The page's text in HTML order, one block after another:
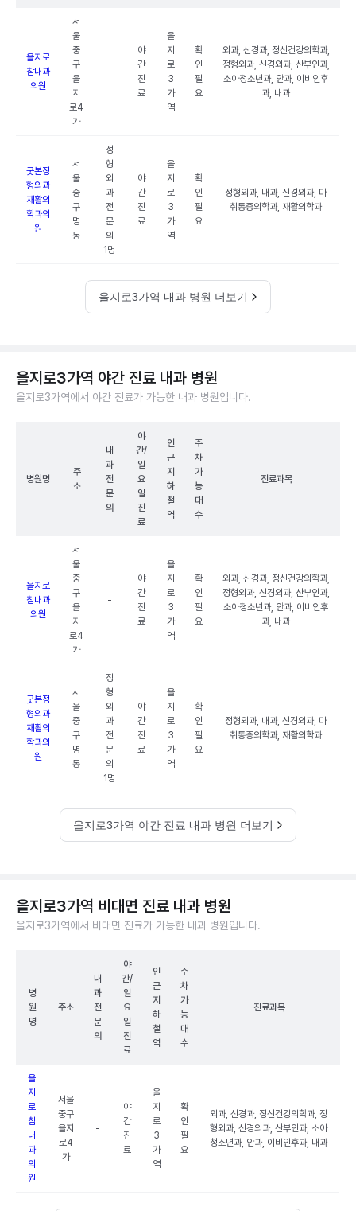
을지로
참내과
의원
서
울
중
구
을
지
로4
가
-
야
간
진
료
을
지
로
3
가
역
확
인
필
요
외과, 신경과, 정신건강의학과,
정형외과, 신경외과, 산부인과,
소아청소년과, 안과, 이비인후
과, 내과
굿본정
형외과
재활의
학과의
원
서
울
중
구
명
동
정
형
외
과
전
문
의
1명
야
간
진
료
을
지
로
3
가
역
확
인
필
요
정형외과, 내과, 신경외과, 마
취통증의학과, 재활의학과
을지로3가역 내과 병원 더보기
을지로3가역 야간 진료 내과 병원
을지로3가역에서 야간 진료가 가능한 내과 병원입니다.
병원명
주
소
내
과
전
문
의
야
간/
일
요
일
진
료
인
근
지
하
철
역
주
차
가
능
대
수
진료과목
을지로
참내과
의원
서
울
중
구
을
지
로4
가
-
야
간
진
료
을
지
로
3
가
역
확
인
필
요
외과, 신경과, 정신건강의학과,
정형외과, 신경외과, 산부인과,
소아청소년과, 안과, 이비인후
과, 내과
굿본정
형외과
재활의
학과의
원
서
울
중
구
명
동
정
형
외
과
전
문
의
1명
야
간
진
료
을
지
로
3
가
역
확
인
필
요
정형외과, 내과, 신경외과, 마
취통증의학과, 재활의학과
을지로3가역 야간 진료 내과 병원 더보기
을지로3가역 비대면 진료 내과 병원
을지로3가역에서 비대면 진료가 가능한 내과 병원입니다.
병
원
명
주소
내
과
전
문
의
야
간/
일
요
일
진
료
인
근
지
하
철
역
주
차
가
능
대
수
진료과목
을
지
로
참
내
과
의
원
서울
중구
을지
로4
가
-
야
간
진
료
을
지
로
3
가
역
확
인
필
요
외과, 신경과, 정신건강의학과, 정
형외과, 신경외과, 산부인과, 소아
청소년과, 안과, 이비인후과, 내과